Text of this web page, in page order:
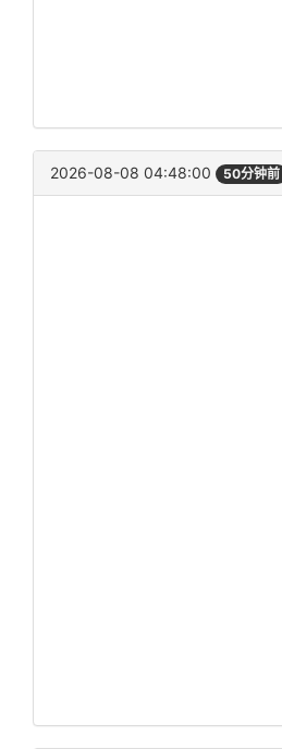
2026-08-08 04:48:00 50分钟前